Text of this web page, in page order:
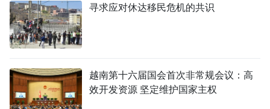
寻求应对休达移民危机的共识
越南第十六届国会首次非常规会议：高
效开发资源 坚定维护国家主权